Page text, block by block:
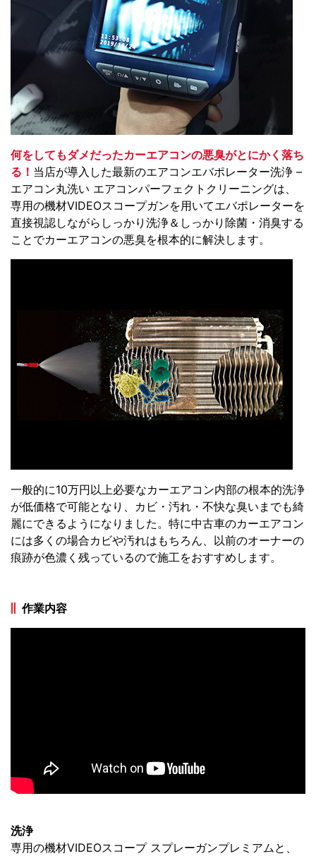
何をしてもダメだったカーエアコンの悪臭がとにかく落ち
る！ 当店が導入した最新のエアコンエバポレーター洗浄 –
エアコン丸洗い エアコンパーフェクトクリーニングは、
専用の機材VIDEOスコープガンを用いてエバポレーターを
直接視認しながらしっかり洗浄＆しっかり除菌・消臭する
ことでカーエアコンの悪臭を根本的に解決します。
一般的に10万円以上必要なカーエアコン内部の根本的洗浄
が低価格で可能となり、カビ・汚れ・不快な臭いまでも綺
麗にできるようになりました。特に中古車のカーエアコン
には多くの場合カビや汚れはもちろん、以前のオーナーの
痕跡が色濃く残っているので施工をおすすめします。
作業内容
洗浄
専用の機材VIDEOスコープ スプレーガンプレミアムと、